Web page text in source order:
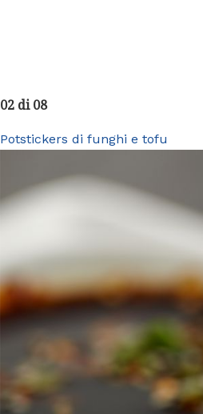
02 di 08
Potstickers di funghi e tofu